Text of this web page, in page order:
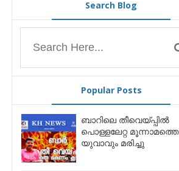
Search Blog
Popular Posts
ബാറിലെ തീവെയ്പ്പിൽ
പൊള്ളലേറ്റ മൂന്നാമത്തെ
യുവാവും മരിച്ചു